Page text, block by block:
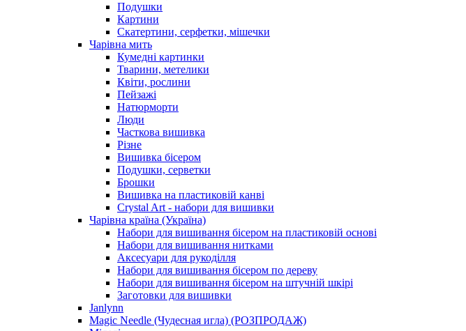
Подушки
Картини
Скатертини, серфетки, мішечки
Чарiвна мить
Кумедні картинки
Тварини, метелики
Квіти, рослини
Пейзажі
Натюрморти
Люди
Часткова вишивка
Різне
Вишивка бісером
Подушки, серветки
Брошки
Вишивка на пластиковій канві
Crystal Art - набори для вишивки
Чарівна країна (Україна)
Набори для вишивання бісером на пластиковій основі
Набори для вишивання нитками
Аксесуари для рукоділля
Набори для вишивання бісером по дереву
Набори для вишивання бісером на штучній шкірі
Заготовки для вишивки
Janlynn
Magic Needle (Чудесная игла) (РОЗПРОДАЖ)